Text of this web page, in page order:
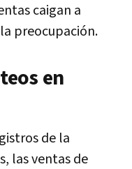
caigan a
preocupación.
en
de la
las ventas de